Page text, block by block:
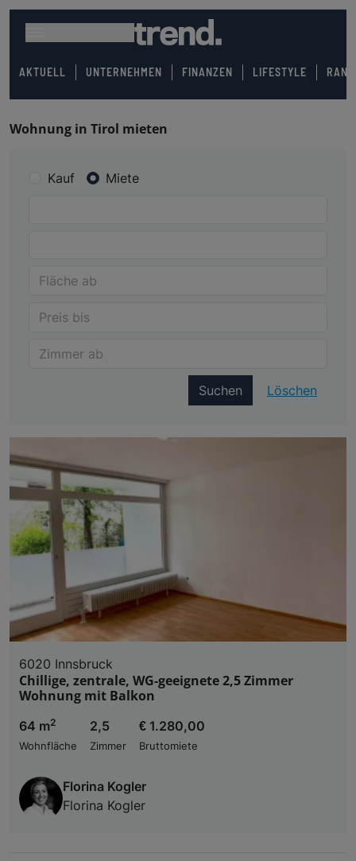
AKTUELL UNTERNEHMEN FINANZEN LIFESTYLE
Wohnung in Tirol mieten
Kauf Miete
Suchen Löschen
6020 Innsbruck
Chillige, zentrale, WG-geeignete 2,5 Zimmer
Wohnung mit Balkon
64 m2
Wohnfläche
2,5
Zimmer
€ 1.280,00
Bruttomiete
Florina Kogler
Florina Kogler